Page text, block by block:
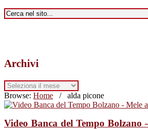
Archivi
Archivi
Browse: Home / alda picone
Video Banca del Tempo Bolzano